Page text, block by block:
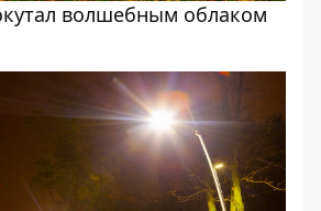
волшебным облаком